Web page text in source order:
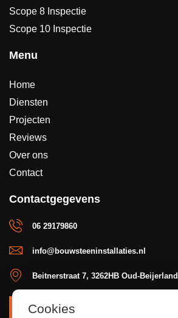
Scope 8 Inspectie
Scope 10 Inspectie
Menu
Home
Diensten
Projecten
Reviews
Over ons
Contact
Contactgegevens
06 29179860
info@bouwsteeninstallaties.nl
Beitnerstraat 7, 3262HB Oud-Beijerland
OFFERTE
Cookies